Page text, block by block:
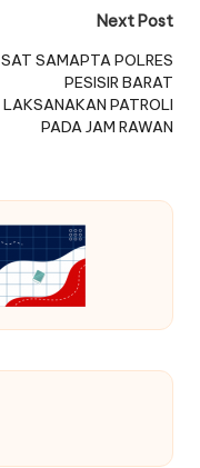
Next Post
SAT SAMAPTA POLRES
PESISIR BARAT
LAKSANAKAN PATROLI
PADA JAM RAWAN